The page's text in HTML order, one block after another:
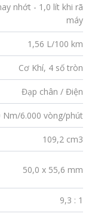
nhớt - 1,0 lít khi rã
máy
1,56 L/100 km
Cơ Khí, 4 số tròn
Đạp chân / Điện
Nm/6.000 vòng/phút
109,2 cm3
50,0 x 55,6 mm
9,3 : 1